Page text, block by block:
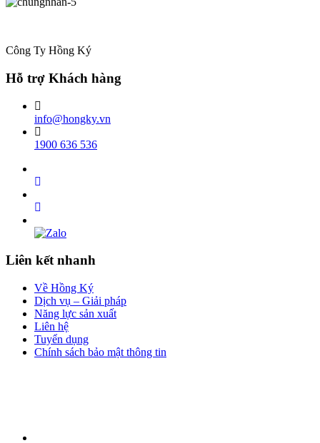
Công Ty Hồng Ký
Hỗ trợ Khách hàng
info@hongky.vn
1900 636 536
Liên kết nhanh
Về Hồng Ký
Dịch vụ – Giải pháp
Năng lực sản xuất
Liên hệ
Tuyển dụng
Chính sách bảo mật thông tin